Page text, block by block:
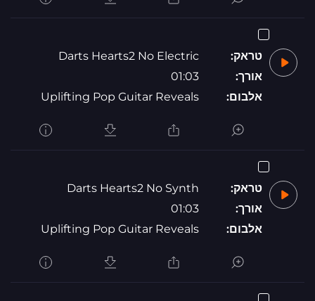
טראק:
Darts Hearts2 No Electric
אורך:
01:03
אלבום:
Uplifting Pop Guitar Reveals
טראק:
Darts Hearts2 No Synth
אורך:
01:03
אלבום:
Uplifting Pop Guitar Reveals